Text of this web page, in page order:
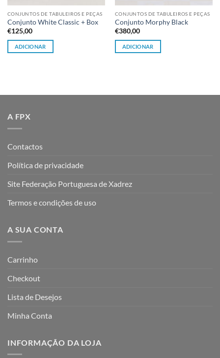
CONJUNTOS DE TABULEIROS E PEÇAS
Conjunto White Classic + Box
€125,00
ADICIONAR
CONJUNTOS DE TABULEIROS E PEÇAS
Conjunto Morphy Black
€380,00
ADICIONAR
A FPX
Contactos
Política de privacidade
Site Federação Portuguesa de Xadrez
Termos e condições de uso
A SUA CONTA
Carrinho
Checkout
Lista de Desejos
Minha Conta
INFORMAÇÃO DA LOJA